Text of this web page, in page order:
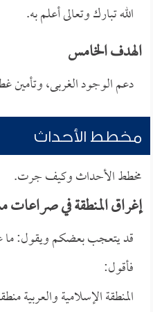
الله تبارك وتعالى أعلم به.
الهدف الخامس
دعم الوجود الغربى، وتأمين
مخطط الأحداث
مخطط الأحداث وكيف جرت.
إغراق المنطقة في صراعات
قد يتعجب بعضكم ويقول: ما
فأقول:
المنطقة الإسلامية والعربية